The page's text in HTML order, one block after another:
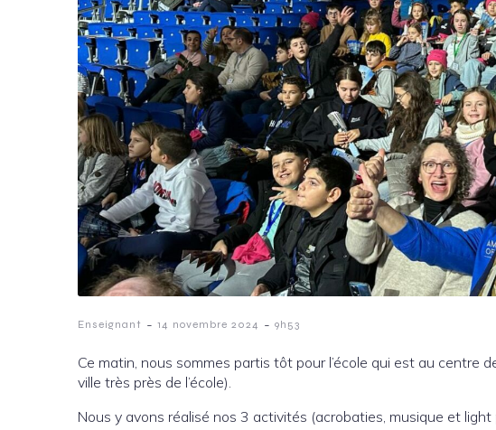
Enseignant - 14 novembre 2024 - 9h53
Ce matin, nous sommes partis tôt pour l’école qui est au centre
ville très près de l’école).
Nous y avons réalisé nos 3 activités (acrobaties, musique et light